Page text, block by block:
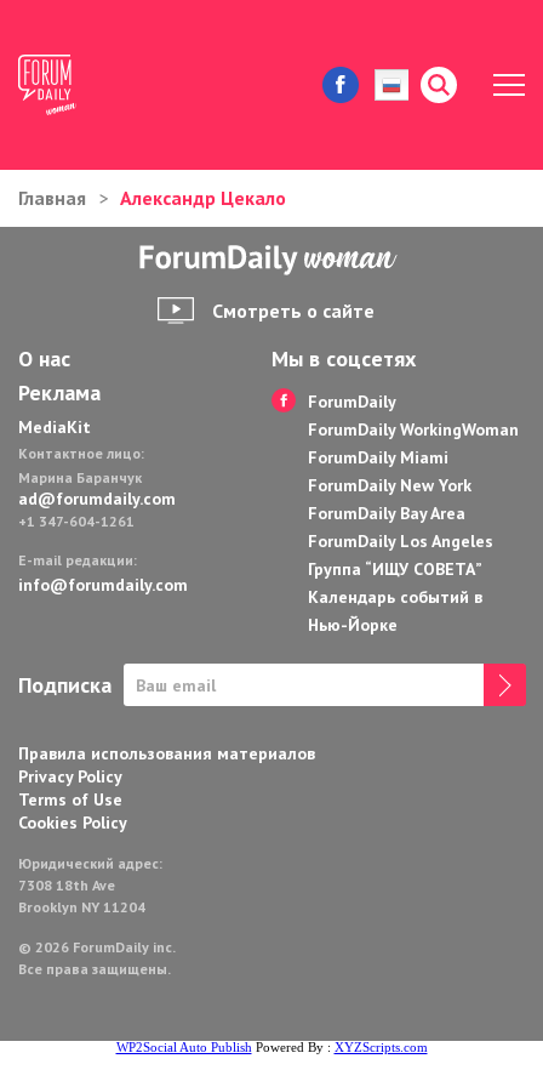
ЖИЗНЬ И ИСТОРИИ
ИММИГРАЦИЯ В США
АВТОРСКИЕ КОЛОНКИ
ЗДОРОВЬЕ И КРАСОТА
ДОМ И ЕДА
Главная Александр Цекало
Смотреть о сайте
О нас
Реклама
MediaKit
Контактное лицо:
Марина Баранчук
ad@forumdaily.com
+1 347-604-1261
E-mail редакции:
info@forumdaily.com
Мы в соцсетях
ForumDaily
ForumDaily WorkingWoman
ForumDaily Miami
ForumDaily New York
ForumDaily Bay Area
ForumDaily Los Angeles
Группа “ИЩУ СОВЕТА”
Календарь событий в
Нью-Йорке
Подписка
Правила использования материалов
Privacy Policy
Terms of Use
Cookies Policy
Юридический адрес:
7308 18th Ave
Brooklyn NY 11204
© 2026 ForumDaily inc.
Все права защищены.
WP2Social Auto Publish Powered By : XYZScripts.com